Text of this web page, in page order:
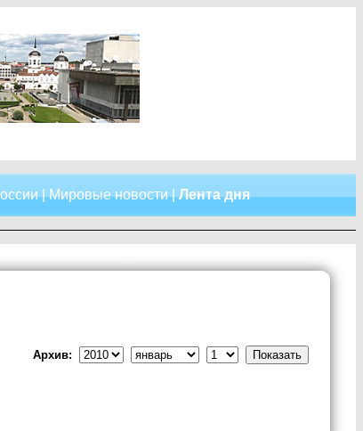
|Мировые новости|Лента дня
Архив: